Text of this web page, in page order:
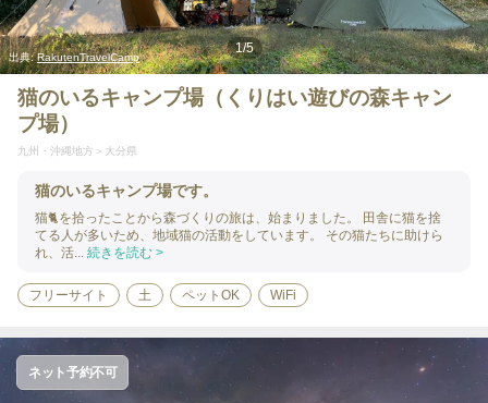
出典:RakutenTravelCamp
1/5
猫のいるキャンプ場（くりはい遊びの森キャン
プ場）
九州・沖縄地方 大分県
猫のいるキャンプ場です。
猫🐈を拾ったことから森づくりの旅は、始まりました。 田舎に猫を捨
てる人が多いため、地域猫の活動をしています。 その猫たちに助けら
れ、活... 続きを読む >
フリーサイト 土 ペットOK WiFi
ネット予約不可